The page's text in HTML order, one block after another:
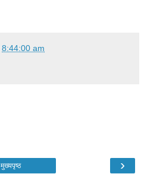
8:44:00 am
›
मुख्यपृष्ठ